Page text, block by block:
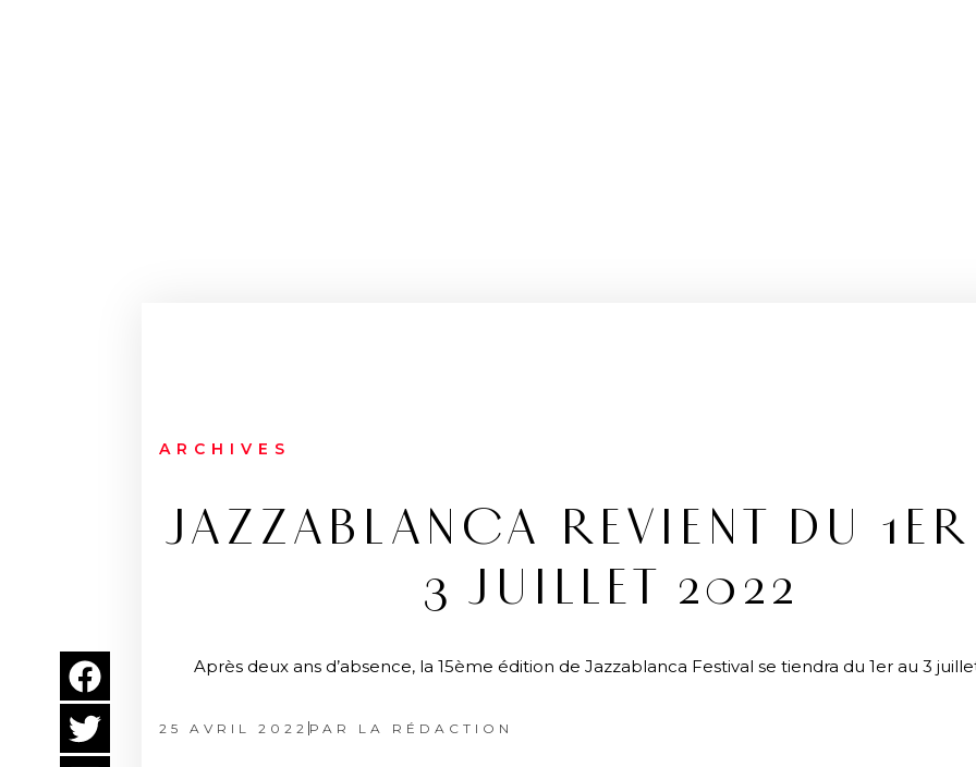
ARCHIVES
JAZZABLANCA REVIENT DU
3 JUILLET 2022
Après deux ans d’absence, la 15ème édition de Jazzablanca Festival se tiendra du 1er au 3
25 AVRIL 2022 PAR LA RÉDACTION